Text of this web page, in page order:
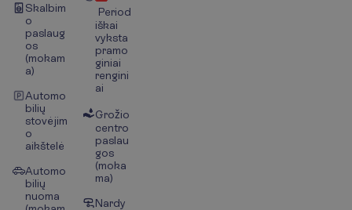
Skalbim
o
paslaug
os
(mokam
a)
Automo
bilių
stovėjim
o
aikštelė
Automo
bilių
nuoma
Period
iškai
vyksta
pramo
giniai
rengini
ai
Grožio
centro
paslau
gos
(moka
ma)
Nardy